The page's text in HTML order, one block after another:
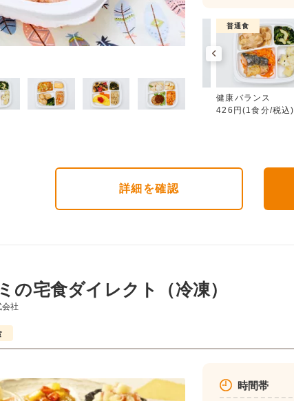
制限食
んぱく調整食
円(1食分/税込)
制限食
カロリー調整食
426円(1食分/税込)
普通食
健康バランス
426円(1食分/税込)
詳細 を確認
の宅食ダイレクト（冷凍）
会社
時間帯